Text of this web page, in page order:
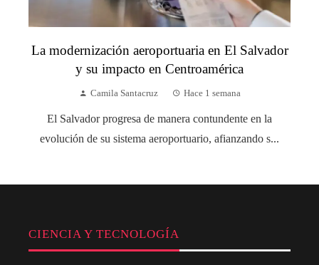
La modernización aeroportuaria en El Salvador
y su impacto en Centroamérica
Camila Santacruz Hace 1 semana
El Salvador progresa de manera contundente en la
evolución de su sistema aeroportuario, afianzando s...
CIENCIA Y TECNOLOGÍA